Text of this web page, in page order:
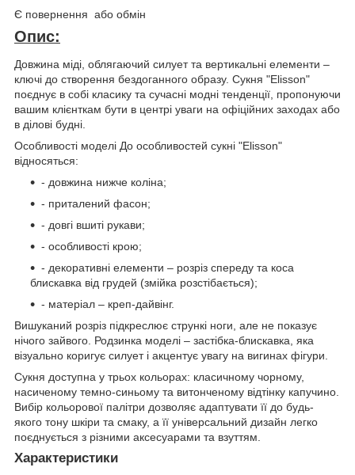
Є повернення або обмін
Опис:
Довжина міді, облягаючий силует та вертикальні елементи –
ключі до створення бездоганного образу. Сукня "Elisson"
поєднує в собі класику та сучасні модні тенденції, пропонуючи
вашим клієнткам бути в центрі уваги на офіційних заходах або
в ділові будні.
Особливості моделі До особливостей сукні "Elisson"
відносяться:
- довжина нижче коліна;
- приталений фасон;
- довгі вшиті рукави;
- особливості крою;
- декоративні елементи – розріз спереду та коса
блискавка від грудей (змійка розстібається);
- матеріал – креп-дайвінг.
Вишуканий розріз підкреслює стрункі ноги, але не показує
нічого зайвого. Родзинка моделі – застібка-блискавка, яка
візуально коригує силует і акцентує увагу на вигинах фігури.
Сукня доступна у трьох кольорах: класичному чорному,
насиченому темно-синьому та витонченому відтінку капучино.
Вибір кольорової палітри дозволяє адаптувати її до будь-
якого тону шкіри та смаку, а її універсальний дизайн легко
поєднується з різними аксесуарами та взуттям.
Характеристики